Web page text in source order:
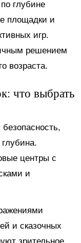
глубине
площадки и
игр.
решением
возраста.
что выбрать
центры с
и
и сказочных
зрительное